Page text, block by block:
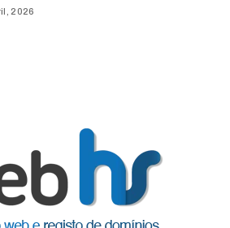
2026